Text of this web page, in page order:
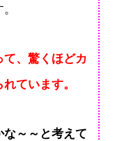
、驚くほどカ
ています。
～～と考えて